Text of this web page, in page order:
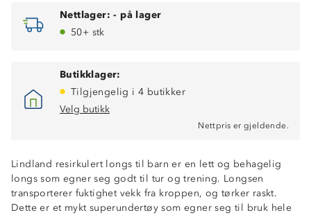
Nettlager: - på lager
50+ stk
Butikklager:
Tilgjengelig i 4 butikker
Velg butikk
Nettpris er gjeldende.
Lindland resirkulert longs til barn er en lett og behagelig
longs som egner seg godt til tur og trening. Longsen
transporterer fuktighet vekk fra kroppen, og tørker raskt.
Dette er et mykt superundertøy som egner seg til bruk hele